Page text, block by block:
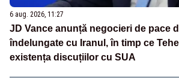
6 aug. 2026, 11:27
JD Vance anunță negocieri de pace
îndelungate cu Iranul, în timp ce
existența discuțiilor cu SUA